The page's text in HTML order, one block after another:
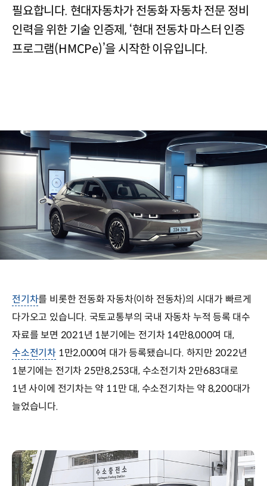
필요합니다. 현대자동차가 전동화 자동차 전문 정비
인력을 위한 기술 인증제, ‘현대 전동차 마스터 인증
프로그램(HMCPe)’을 시작한 이유입니다.
전기차를 비롯한 전동화 자동차(이하 전동차)의 시대가 빠르게
다가오고 있습니다. 국토교통부의 국내 자동차 누적 등록 대수
자료를 보면 2021년 1분기에는 전기차 14만8,000여 대,
수소전기차1만2,000여 대가 등록됐습니다. 하지만 2022년
1분기에는 전기차 25만8,253대, 수소전기차 2만683대로
1년 사이에 전기차는 약 11만 대, 수소전기차는 약 8,200대가
늘었습니다.